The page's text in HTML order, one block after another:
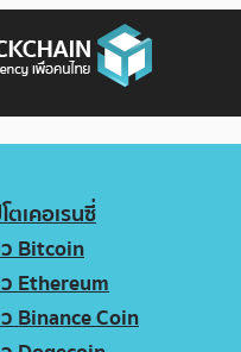
ตเคอเรนซี่
Bitcoin
Ethereum
Binance Coin